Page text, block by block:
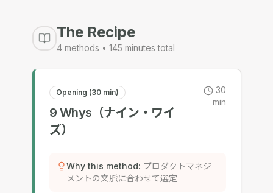
The Recipe
4methods • 145 minutes total
Opening (30 min)
9 Whys（ナイン・ワイ
ズ）
30
min
Why this method: プロダクトマネジ
メントの文脈に合わせて選定